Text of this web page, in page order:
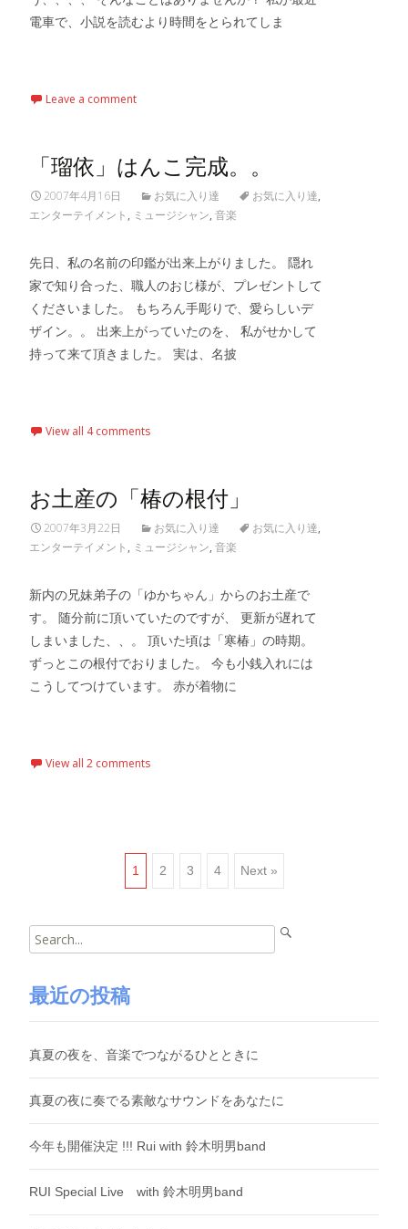
電車で、小説を読むより時間をとられてしま
Leave a comment
「瑠依」はんこ完成。。
2007年4月16日 お気に入り達 お気に入り達,
エンターテイメント , ミュージシャン, 音楽
先日、私の名前の印鑑が出来上がりました。 隠れ
家で知り合った、職人のおじ様が、プレゼントして
くださいました。 もちろん手彫りで、愛らしいデ
ザイン。。 出来上がっていたのを、 私がせかして
持って来て頂きました。 実は、名披
View all 4 comments
お土産の「椿の根付」
2007年3月22日 お気に入り達 お気に入り達,
エンターテイメント , ミュージシャン, 音楽
新内の兄妹弟子の「ゆかちゃん」からのお土産で
す。 随分前に頂いていたのですが、 更新が遅れて
しまいました、、。 頂いた頃は「寒椿」の時期。
ずっとこの根付でおりました。 今も小銭入れには
こうしてつけています。 赤が着物に
View all 2 comments
Posts
navigation
1 2 3 4 Next »
Search
for:
最近の投稿
真夏の夜を、音楽でつながるひとときに
真夏の夜に奏でる素敵なサウンドをあなたに
今年も開催決定 !!! Rui with 鈴木明男band
RUI Special Live with 鈴木明男band